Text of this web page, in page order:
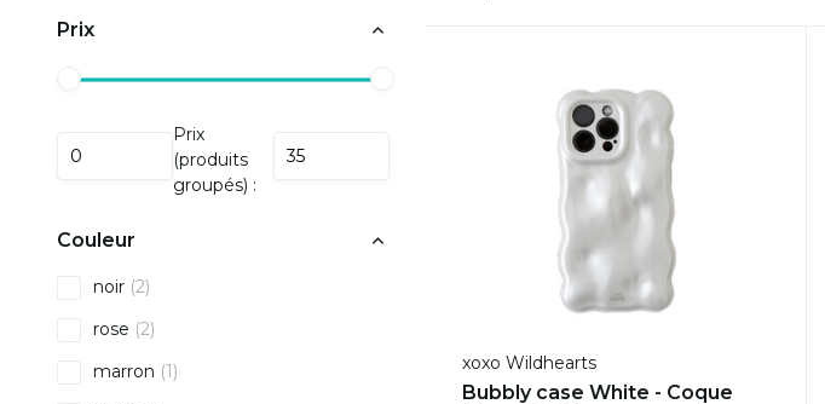
Prix
Prix
(produits
groupés) :
Couleur
noir (2)
rose (2)
marron (1)
xoxo Wildhearts
Bubbly case White - Coque